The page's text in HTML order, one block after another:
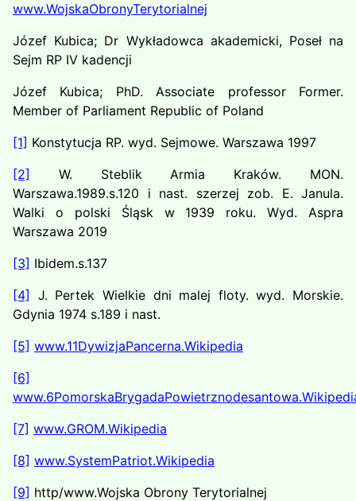
www.WojskaObronyTerytorialnej
Józef Kubica; Dr Wykładowca akademicki, Poseł na
Sejm RP IV kadencji
Józef Kubica; PhD. Associate professor Former.
Member of Parliament Republic of Poland
[1] Konstytucja RP. wyd. Sejmowe. Warszawa 1997
[2]
W. Steblik Armia Kraków. MON.
Warszawa.1989.s.120 i nast. szerzej zob. E. Janula.
Walki o polski Śląsk w 1939 roku. Wyd. Aspra
Warszawa 2019
[3] Ibidem.s.137
[4]
J. Pertek Wielkie dni malej floty. wyd. Morskie.
Gdynia 1974 s.189 i nast.
[5] www.11DywizjaPancerna.Wikipedia
[6]
[7] www.GROM.Wikipedia
[8] www.SystemPatriot.Wikipedia
[9] http/www.Wojska Obrony Terytorialnej